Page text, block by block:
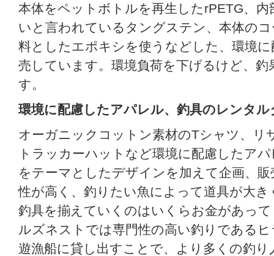
本体をペットボトルを再生したrPETG、
いと言われているタングステン、本体の
料としたエポキシを使うなどした、環境
売しています。環境負荷を下げるけど、
す。
環境に配慮したアパレル、釣具のレンタル
オーガニックコットン素材のTシャツ、リ
トラッカーハットなど環境に配慮したア
をテーマとしたデザインを加えて企画、
性が高く、釣りたい魚によって道具が大
釣具を揃えていくのはいくらお金があっ
ルズネストでは専門性の高い釣りである
遊漁船に貸し出すことで、より多くの釣